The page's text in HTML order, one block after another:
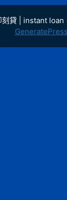
貸 | instant loan
GeneratePress